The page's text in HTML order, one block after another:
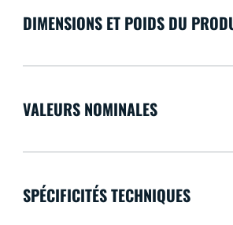
DIMENSIONS ET POIDS DU
VALEURS NOMINALES
SPÉCIFICITÉS TECHNIQUES